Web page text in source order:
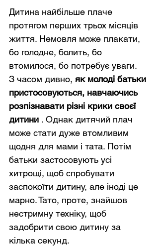
Дитина найбільше плаче
протягом перших трьох місяців
життя. Немовля може плакати,
бо голодне, болить, бо
втомилося, бо потребує уваги.
З часом дивно, як молоді батьки
пристосовуються, навчаючись
розпізнавати різні крики своєї
дитини . Однак дитячий плач
може стати дуже втомливим
щодня для мами і тата. Потім
батьки застосовують усі
хитрощі, щоб спробувати
заспокоїти дитину, але іноді це
марно. Тато, проте, знайшов
нестримну техніку, щоб
задобрити свою дитину за
кілька секунд.